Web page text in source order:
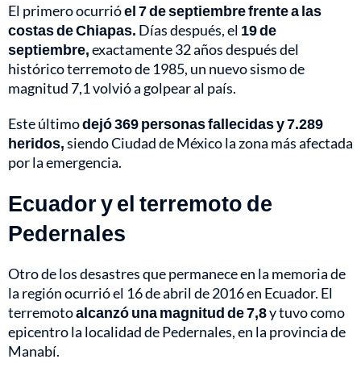
El primero ocurrióel 7 de septiembre frente a las
costas de Chiapas. Días después, el 19 de
septiembre,exactamente 32 años después del
histórico terremoto de 1985, un nuevo sismo de
magnitud 7,1 volvió a golpear al país.
Este últimodejó 369 personas fallecidas y 7.289
heridos,siendo Ciudad de México la zona más afectada
por la emergencia.
Ecuador y el terremoto de
Pedernales
Otro de los desastres que permanece en la memoria de
la región ocurrió el 16 de abril de 2016 en Ecuador. El
terremotoalcanzó una magnitud de 7,8y tuvo como
epicentro la localidad de Pedernales, en la provincia de
Manabí.